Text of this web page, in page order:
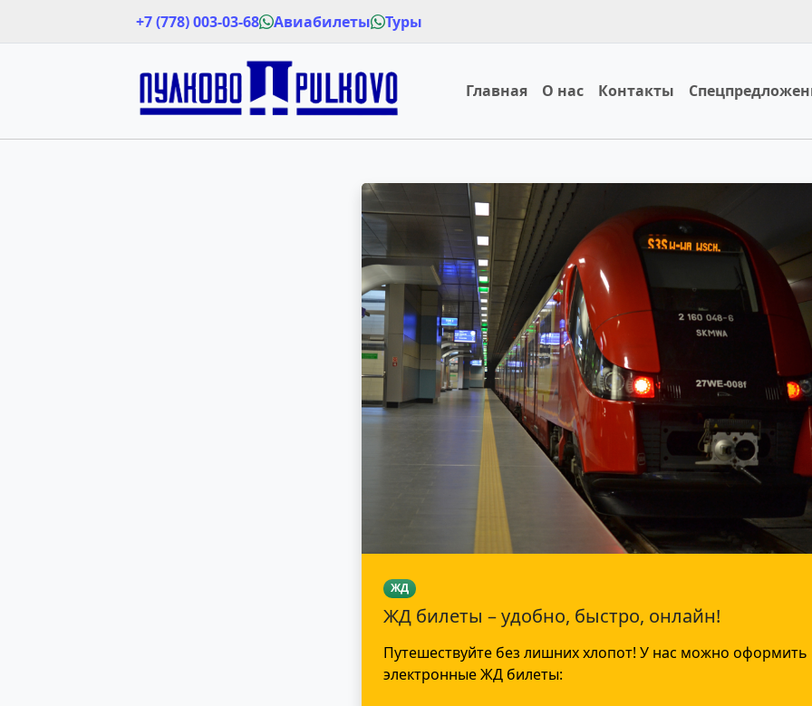
+7 (778) 003-03-68 Авиабилеты Туры
Главная О нас Контакты
ЖД
ЖД билеты – удобно, быстро, онлайн!
Путешествуйте без лишних хлопот! У нас можно оформить
электронные ЖД билеты: